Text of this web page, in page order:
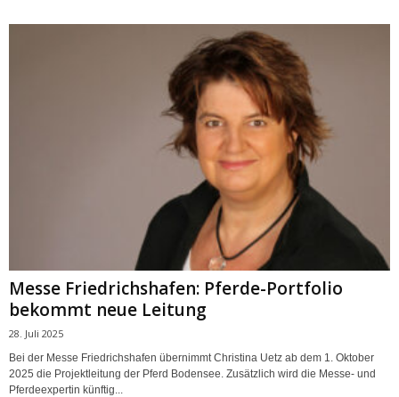
Messe Friedrichshafen: Pferde-Portfolio
bekommt neue Leitung
28. Juli 2025
Bei der Messe Friedrichshafen übernimmt Christina Uetz ab dem 1. Oktober
2025 die Projektleitung der Pferd Bodensee. Zusätzlich wird die Messe- und
Pferdeexpertin künftig...